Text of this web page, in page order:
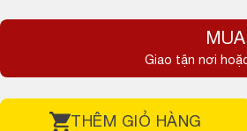
Giao tận nơi
THÊM GIỎ HÀNG